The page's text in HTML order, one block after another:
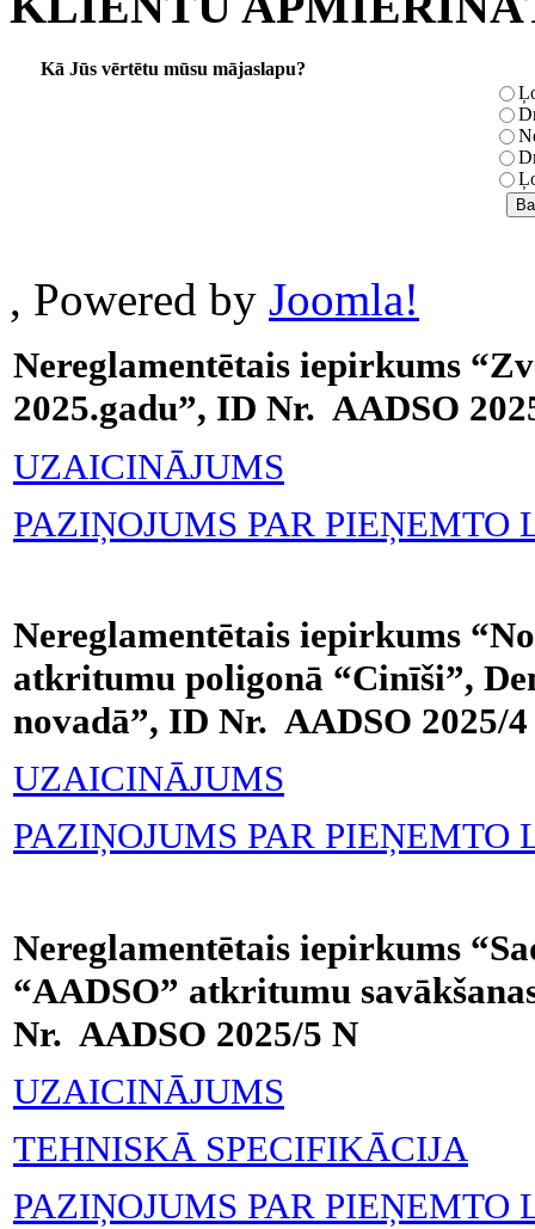
Kā Jūs vērtētu mūsu mājaslapu?
, Powered by Joomla!
Nereglamentētais iepirkums
2025.gadu”, ID Nr. AADSO
UZAICINĀJUMS
PAZIŅOJUMS PAR
Nereglamentētais iepirkums
atkritumu poligonā “Cinīši”,
novadā”, ID Nr. AADSO 2025/
UZAICINĀJUMS
PAZIŅOJUMS PAR
Nereglamentētais iepirkums
“AADSO” atkritumu
Nr. AADSO 2025/5 N
UZAICINĀJUMS
TEHNISKĀ SPECIFIKĀCIJA
PAZIŅOJUMS PAR